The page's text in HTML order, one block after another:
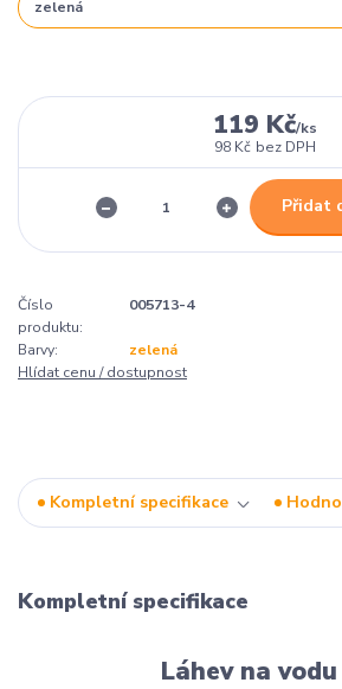
119 Kč/ks
98 Kč bez DPH
Přidat
Číslo
produktu:
005713-4
Barvy:
zelená
Hlídat cenu / dostupnost
Kompletní specifikace
Kompletní specifikace
Láhev na